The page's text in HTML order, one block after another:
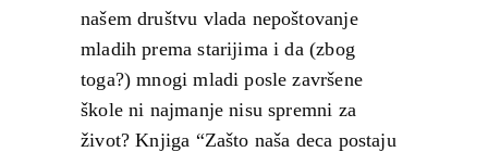
našem društvu vlada nepoštovanje
mladih prema starijima i da (zbog
toga?) mnogi mladi posle završene
škole ni najmanje nisu spremni za
život? Knjiga “Zašto naša deca postaju